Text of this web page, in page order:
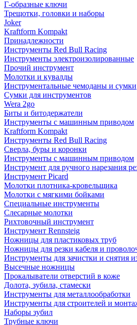
Г-образные ключи
Трещотки, головки и наборы
Joker
Kraftform Kompakt
Принадлежности
Инструменты Red Bull Racing
Инструменты электроизолированные
Прочий инструмент
Молотки и кувалды
Инструментальные чемоданы и сумки
Сумки для инструментов
Wera 2go
Биты и битодержатели
Инструменты с машинным приводом
Kraftform Kompakt
Инструменты Red Bull Racing
Сверла, буры и коронки
Инструменты с машинным приводом
Инструмент для ручного нарезания
Инструмент Picard
Молотки плотника-кровельщика
Молотки с мягкими бойками
Специальные инструменты
Слесарные молотки
Рихтовочный инструмент
Инструмент Rennsteig
Ножницы для пластиковых труб
Ножницы для резки кабеля и
Инструменты для зачистки и снятия
Высечные ножницы
Прокалыватели отверстий в коже
Долота, зубила, стамески
Инструменты для металлообработки
Инструменты для строителей и
Наборы зубил
Трубные ключи